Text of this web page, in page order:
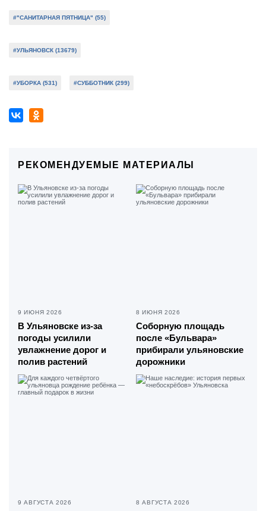
#"САНИТАРНАЯ ПЯТНИЦА" (55)
#УЛЬЯНОВСК (13679)
#УБОРКА (531) #СУББОТНИК (299)
РЕКОМЕНДУЕМЫЕ МАТЕРИАЛЫ
9 ИЮНЯ 2026
В Ульяновске из-за
погоды усилили
увлажнение дорог и
полив растений
8 ИЮНЯ 2026
Соборную площадь
после «Бульвара»
прибирали ульяновские
дорожники
9 АВГУСТА 2026 8 АВГУСТА 2026